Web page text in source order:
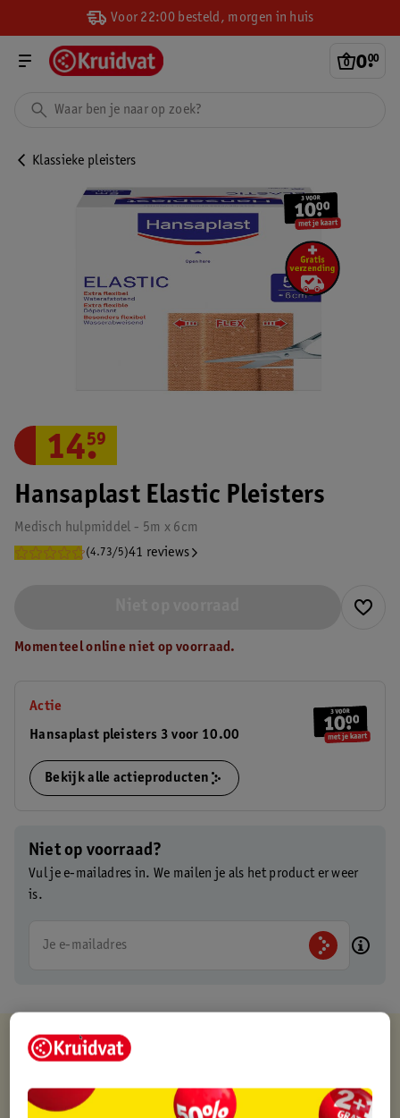
Voor 22:00 besteld, morgen in huis
0.
00
Klassieke pleisters
Hansaplast Elastic Pleisters
Medisch hulpmiddel - 5m x 6cm
(4.73/5)41 reviews
14.
59
Momenteel online niet op voorraad.
Actie
Hansaplast pleisters 3 voor 10.00
Bekijk alle actieproducten
Niet op voorraad?
Vul je e-mailadres in. We mailen je als het product er weer
is.
Je e-mailadres
Kruidvat is altijd voordelig
Gratis ophalen in de winkel
Op werkdagen voor 22:00 uur besteld, volgende dag in huis